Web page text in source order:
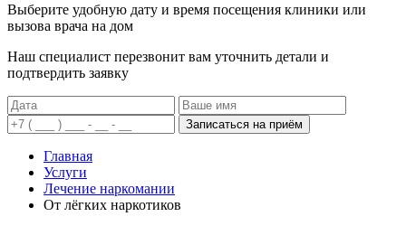
Выберите удобную дату и время посещения клиники или
вызова врача на дом
Наш специалист перезвонит вам уточнить детали и
подтвердить заявку
Записаться на приём
Главная
Услуги
Лечение наркомании
От лёгких наркотиков